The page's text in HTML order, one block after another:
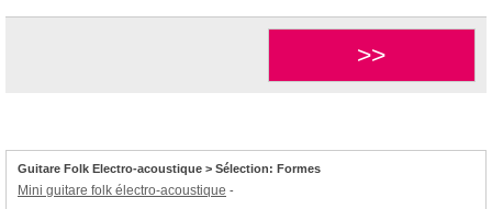
>>
Guitare Folk Electro-acoustique > Sélection: Formes
Mini guitare folk électro-acoustique -